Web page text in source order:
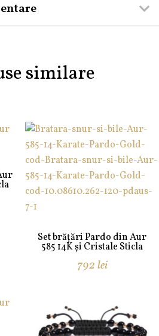
similare
Set brățări Pardo din Aur
585 14K și Cristale Sticla
792lei